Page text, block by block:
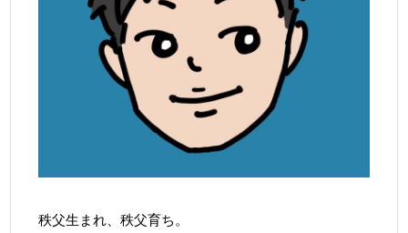
秩父生まれ、秩父育ち。